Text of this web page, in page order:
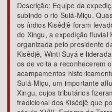
Descrição: Equipe da
subindo o rio Suiá-Miçu.
os índios Kisêdjê foram
do Xingu, a expedição fluvial
organizada pelo presidente
Kisêdjê, Winti Suyá e
os de volta a reconhecerem
acampamentos
Suiá-Miçu, um importante
Xingu, cujos tributários
tradicional dos Kisêdjê que